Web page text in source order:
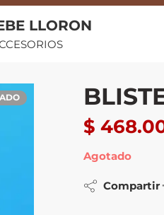
LLORON
$
Agotado
Compartir